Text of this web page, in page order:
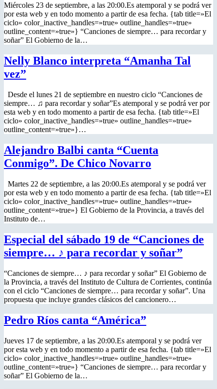
Miércoles 23 de septiembre, a las 20:00.Es atemporal y se podrá ver
por esta web y en todo momento a partir de esa fecha. {tab title=»El
ciclo» color_inactive_handles=»true» outline_handles=»true»
outline_content=»true»} “Canciones de siempre… para recordar y
soñar” El Gobierno de la…
Nelly Blanco interpreta “Amanha Tal
vez”
Desde el lunes 21 de septiembre en nuestro ciclo “Canciones de
siempre… ♫ para recordar y soñar”Es atemporal y se podrá ver por
esta web y en todo momento a partir de esa fecha. {tab title=»El
ciclo» color_inactive_handles=»true» outline_handles=»true»
outline_content=»true»}…
Alejandro Balbi canta “Cuenta
Conmigo”. De Chico Novarro
Martes 22 de septiembre, a las 20:00.Es atemporal y se podrá ver
por esta web y en todo momento a partir de esa fecha. {tab title=»El
ciclo» color_inactive_handles=»true» outline_handles=»true»
outline_content=»true»} El Gobierno de la Provincia, a través del
Instituto de…
Especial del sábado 19 de “Canciones de
siempre… ♪ para recordar y soñar”
“Canciones de siempre… ♪ para recordar y soñar” El Gobierno de
la Provincia, a través del Instituto de Cultura de Corrientes, continúa
con el ciclo “Canciones de siempre… para recordar y soñar”. Una
propuesta que incluye grandes clásicos del cancionero…
Pedro Ríos canta “América”
Jueves 17 de septiembre, a las 20:00.Es atemporal y se podrá ver
por esta web y en todo momento a partir de esa fecha. {tab title=»El
ciclo» color_inactive_handles=»true» outline_handles=»true»
outline_content=»true»} “Canciones de siempre… para recordar y
soñar” El Gobierno de la…